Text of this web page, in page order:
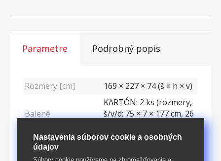
Parametre Podrobný popis
Rozmery [cm] 169 × 227 × 74 (š × h × v)
Balené
KARTÓN: 2 ks (rozmery,
š/v/d: 75 × 7 × 177 cm, 26
Hmotnost
83kg
Materiál
Lamino a ostatné
Nastavenia súborov cookie a osobných
údajov
Súbory cookie používame na zhromažďovanie a